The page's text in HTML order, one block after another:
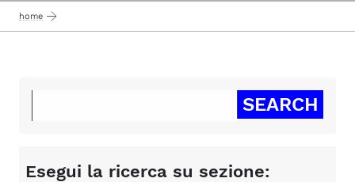
home
Esegui la ricerca su sezione: